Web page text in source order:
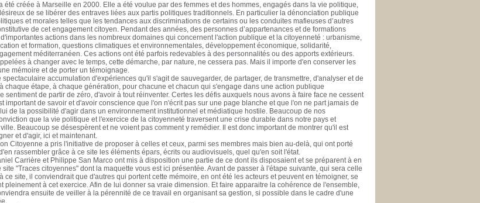
été créée à Marseille en 2000. Elle a été voulue par des femmes et des hommes, engagés dans la vie politique,
de se libérer des entraves liées aux partis politiques traditionnels. En particulier la dénonciation publique
et morales telles que les tendances aux discriminations de certains ou les conduites mafieuses d’autres
de cet engagement citoyen. Pendant des années, des personnes d’appartenances et de formations
actions dans les nombreux domaines qui concernent l'action publique et la citoyenneté : urbanisme,
et formation, questions climatiques et environnementales, développement économique, solidarité,
méditerranéen. Ces actions ont été parfois redevables à des personnalités ou des apports extérieurs.
à changer avec le temps, cette démarche, par nature, ne cessera pas. Mais il importe d'en conserver les
mémoire et de porter un témoignage.
spectaculaire accumulation d'expériences qu'il s'agit de sauvegarder, de partager, de transmettre, d'analyser et de
chaque étape, à chaque génération, pour chacune et chacun qui s'engage dans une action publique
sentiment de partir de zéro, d'avoir à tout réinventer. Certes les défis auxquels nous avons à faire face ne cessent
important de savoir et d'avoir conscience que l'on n'écrit pas sur une page blanche et que l'on ne part jamais de
de la possibilité d'agir dans un environnement institutionnel et médiatique hostile. Beaucoup de nos
que la vie politique et l'exercice de la citoyenneté traversent une crise durable dans notre pays et
Beaucoup se désespèrent et ne voient pas comment y remédier. Il est donc important de montrer qu'il est
et d'agir, ici et maintenant.
Citoyenne a pris l'initiative de proposer à celles et ceux, parmi ses membres mais bien au-delà, qui ont porté
rassembler grâce à ce site les éléments épars, écrits ou audiovisuels, quel qu'en soit l'état.
Carrière et Philippe San Marco ont mis à disposition une partie de ce dont ils disposaient et se préparent à en
"Traces citoyennes" dont la maquette vous est ici présentée. Avant de passer à l'étape suivante, qui sera celle
ce site, il conviendrait que d'autres qui portent cette mémoire, en ont été les acteurs et peuvent en témoigner, se
pleinement à cet exercice. Afin de lui donner sa vraie dimension. Et faire apparaitre la cohérence de l'ensemble,
ensuite de veiller à la pérennité de ce travail en organisant sa gestion, si possible dans le cadre d'une